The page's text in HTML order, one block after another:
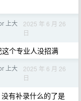
上大
2025 年 6 月 26
日
个专业人没招满
上大
2025 年 6 月 26
日
有补录什么的了是